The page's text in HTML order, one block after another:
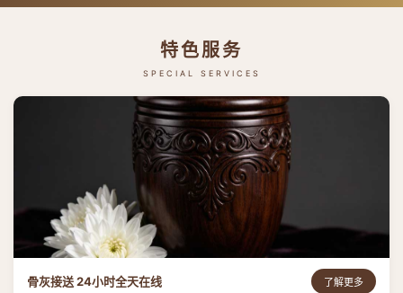
特色服务
SPECIAL SERVICES
骨灰接送 24小时全天在线 了解更多